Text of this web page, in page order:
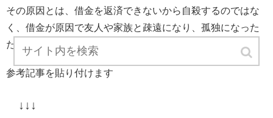
その原因とは、借金を返済できないから自殺するのではな
く、借金が原因で友人や家族と疎遠になり、孤独になった
ために自殺するということが真の理由なのです。
参考記事を貼り付けます
↓↓↓